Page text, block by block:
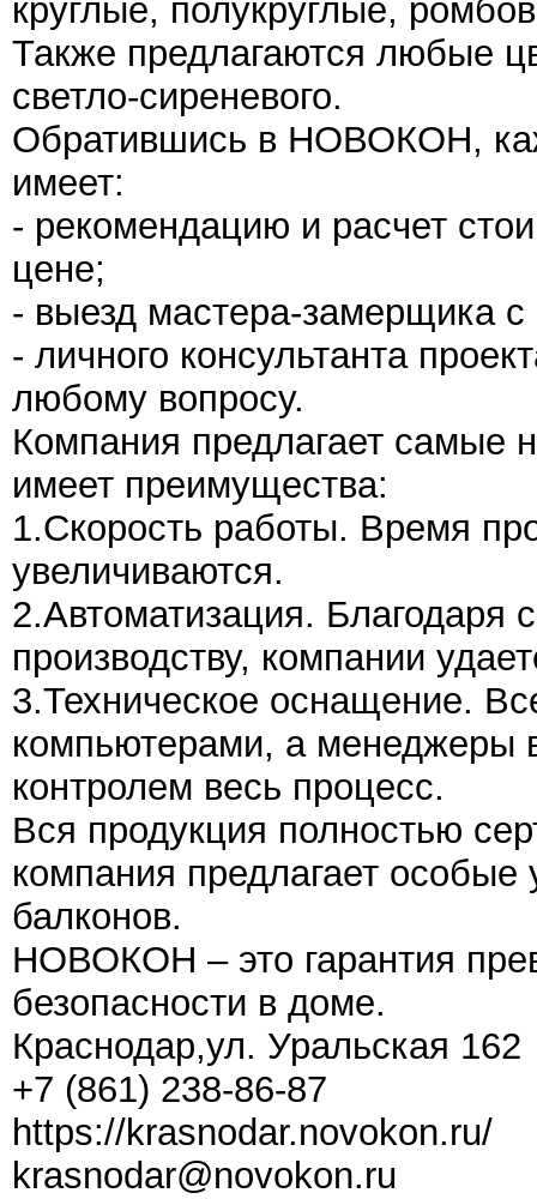
круглые, полукруглые,
Также предлагаются любые
светло-сиреневого.
Обратившись в НОВОКОН,
имеет:
- рекомендацию и расчет
цене;
- выезд мастера-замерщика
- личного консультанта
любому вопросу.
Компания предлагает самые
имеет преимущества:
1.Скорость работы. Время
увеличиваются.
2.Автоматизация. Благодаря
производству, компании
3.Техническое оснащение.
компьютерами, а менеджеры
контролем весь процесс.
Вся продукция полностью
компания предлагает особые
балконов.
НОВОКОН – это гарантия
безопасности в доме.
Краснодар,ул. Уральская 162
+7 (861) 238-86-87
https://krasnodar.novokon.ru/
krasnodar@novokon.ru